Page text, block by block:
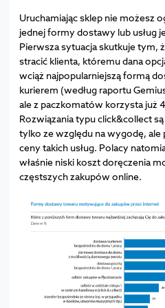
Uruchamiając sklep nie możesz
jednej formy dostawy lub usług
Pierwsza sytuacja skutkuje tym,
stracić klienta, któremu dana
wciąż najpopularniejszą formą
kurierem (według raportu
ale z paczkomatów korzysta już
Rozwiązania typu click&collect
tylko ze względu na wygodę,
ceny takich usług. Polacy
właśnie niski koszt doręczenia
częstszych zakupów online.